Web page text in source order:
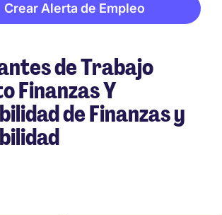
Crear Alerta de Empleo
de Trabajo
Finanzas Y
de Finanzas y